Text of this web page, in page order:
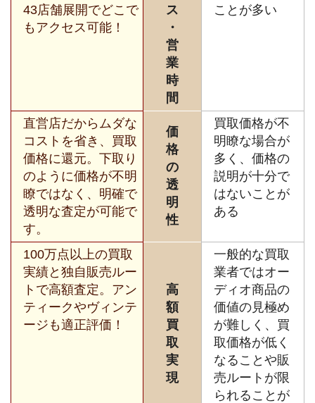
43店舗展開でどこで
もアクセス可能！
ス
・
営
業
時
間
ことが多い
直営店だからムダな
コストを省き、買取
価格に還元。下取り
のように価格が不明
瞭ではなく、明確で
透明な査定が可能で
す。
価
格
の
透
明
性
買取価格が不
明瞭な場合が
多く、価格の
説明が十分で
はないことが
ある
100万点以上の買取
実績と独自販売ルー
トで高額査定。アン
ティークやヴィンテ
ージも適正評価！
高
額
買
取
実
現
一般的な買取
業者ではオー
ディオ商品の
価値の見極め
が難しく、買
取価格が低く
なることや販
売ルートが限
られることが